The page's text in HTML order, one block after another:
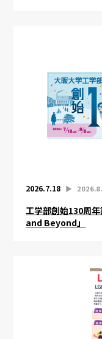
2026.7.18 ▶︎
工学部創始130周
and Beyond」